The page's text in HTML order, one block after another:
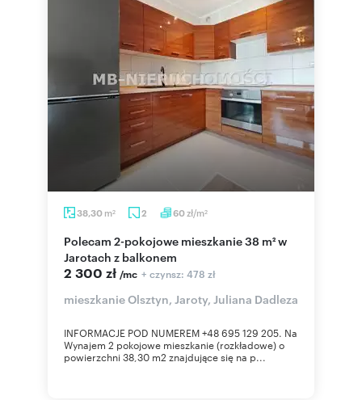
38,30 m2 2 60zł/m2
Polecam 2-pokojowe mieszkanie 38 m² w
Jarotach z balkonem
2 300 zł /mc + czynsz: 478 zł
mieszkanie Olsztyn, Jaroty, Juliana Dadleza
INFORMACJE POD NUMEREM +48 695 129 205. Na
Wynajem 2 pokojowe mieszkanie (rozkładowe) o
powierzchni 38,30 m2 znajdujące się na p...